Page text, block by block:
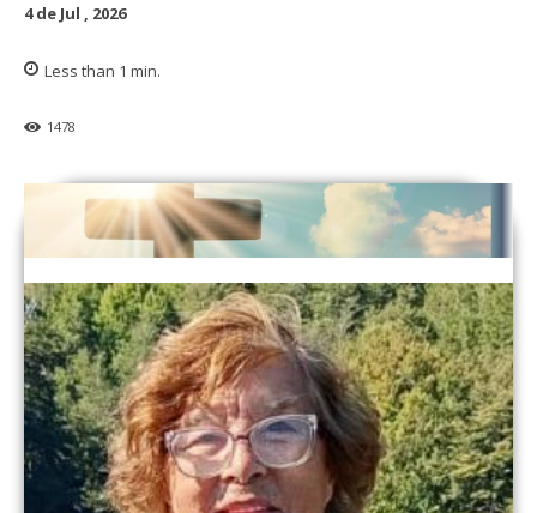
4 de Jul , 2026
Less than 1 min.
1478